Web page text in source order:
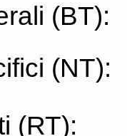
(BT):
(NT):
(RT):